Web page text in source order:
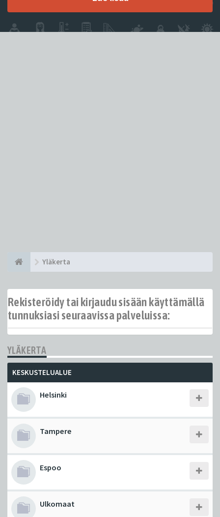
Yläkerta
Rekisteröidy tai kirjaudu sisään käyttämällä
tunnuksiasi seuraavissa palveluissa:
YLÄKERTA
KESKUSTELUALUE
Helsinki
Tampere
Espoo
Ulkomaat